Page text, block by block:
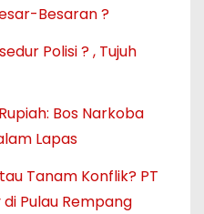
Besaran ?
Polisi ? , Tujuh
Bos Narkoba
Lapas
Tanam Konflik? PT
Pulau Rempang